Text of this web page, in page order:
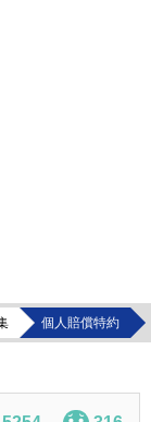
個人賠償特約